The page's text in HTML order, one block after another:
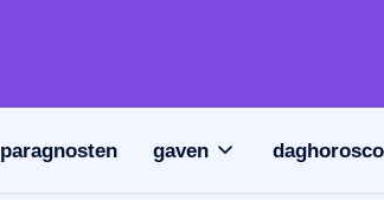
paragnosten gaven